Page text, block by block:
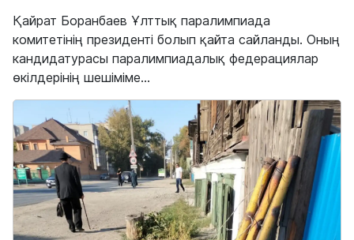
Қайрат Боранбаев Ұлттық паралимпиада
комитетінің президенті болып қайта сайланды. Оның
кандидатурасы паралимпиадалық федерациялар
өкілдерінің шешіміме...